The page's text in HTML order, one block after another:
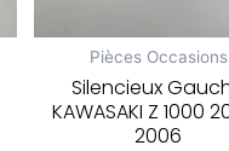
Pièces Occasions
Silencieux
KAWASAKI Z 1000
2006